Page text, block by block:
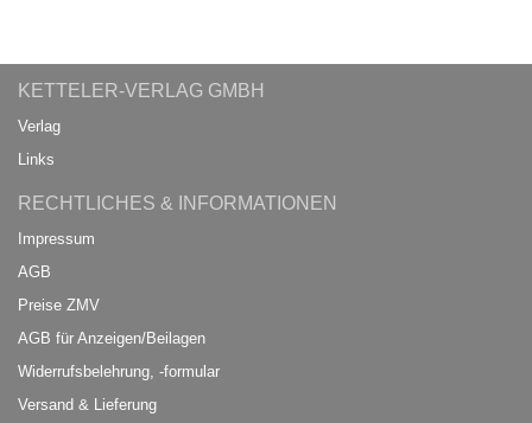
KETTELER-VERLAG GMBH
Verlag
Links
RECHTLICHES & INFORMATIONEN
Impressum
AGB
Preise ZMV
AGB für Anzeigen/Beilagen
Widerrufsbelehrung, -formular
Versand & Lieferung